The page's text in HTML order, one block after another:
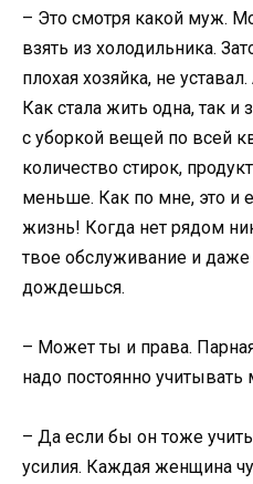
– Это смотря какой муж.
взять из холодильника.
плохая хозяйка, не
Как стала жить одна, так и
с уборкой вещей по всей
количество стирок,
меньше. Как по мне, это и
жизнь! Когда нет рядом
твое обслуживание и даже
дождешься.
– Может ты и права.
надо постоянно учитывать
– Да если бы он тоже
усилия. Каждая женщина